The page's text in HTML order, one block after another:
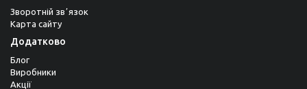
Зворотній звʼязок
Карта сайту
Додатково
Блог
Виробники
Акції